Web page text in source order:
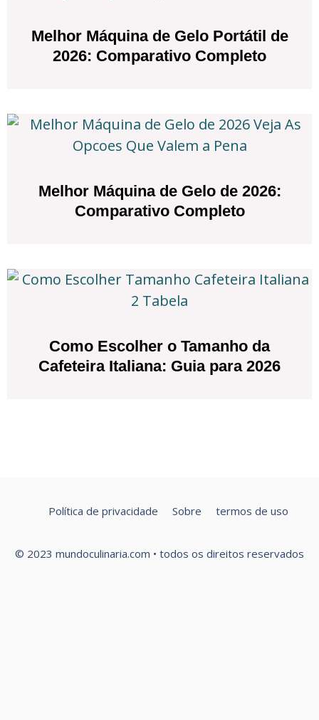
Melhor Máquina de Gelo Portátil de
2026: Comparativo Completo
Melhor Máquina de Gelo de 2026:
Comparativo Completo
Como Escolher o Tamanho da
Cafeteira Italiana: Guia para 2026
Política de privacidade Sobre termos de uso
© 2023 mundoculinaria.com • todos os direitos reservados